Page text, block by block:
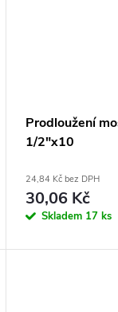
Prodloužení
1/2"x10
24,84 Kč bez DPH
30,06 Kč
Skladem 17 ks